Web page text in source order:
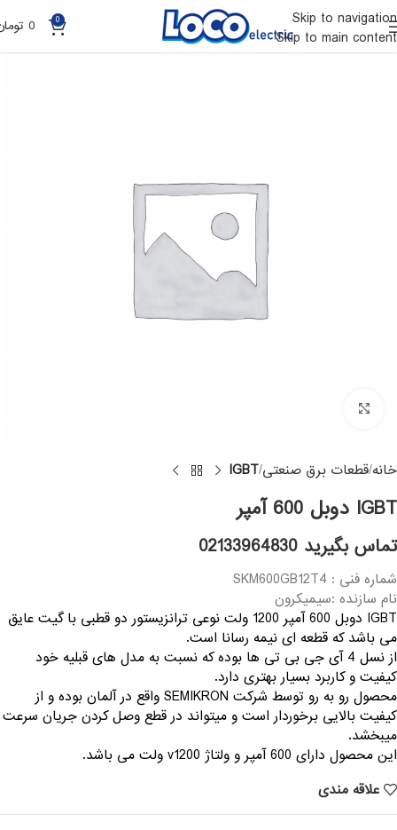
Skip to navigation
Skip to main content
0
0
خانه قطعات برق صنعتی IGBT
IGBT دوبل 600 آمپر
تماس بگیرید 02133964830
شماره فنی : SKM600GB12T4
نام سازنده :سیمیکرون
IGBT دوبل 600 آمپر 1200 ولت نوعی ترانزیستور دو قطبی با گیت عایق
می باشد که قطعه ای نیمه رسانا است.
از نسل 4 آی جی بی تی ها بوده که نسبت به مدل های قبلیه خود
کیفیت و کاربرد بسیار بهتری دارد.
محصول رو به رو توسط شرکت SEMIKRON واقع در آلمان بوده و از
کیفیت بالایی برخوردار است و میتواند در قطع وصل کردن جریان سرعت
میبخشد.
این محصول دارای 600 آمپر و ولتاژ v1200 ولت می باشد.
علاقه مندی